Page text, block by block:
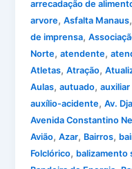
arrecadação de
arvore,Asfalta Manaus
de imprensa,
Norte,atendente,
Atletas,Atração,
Aulas,autuado,
auxílio-acidente,Av.
Avenida Constantino
Avião,Azar, Bairros,
Folclórico, balizamento